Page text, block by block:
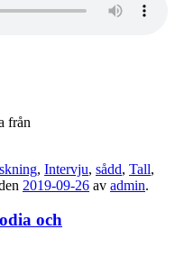
från
, Intervju, sådd, Tall,
2019-09-26 av admin.
och